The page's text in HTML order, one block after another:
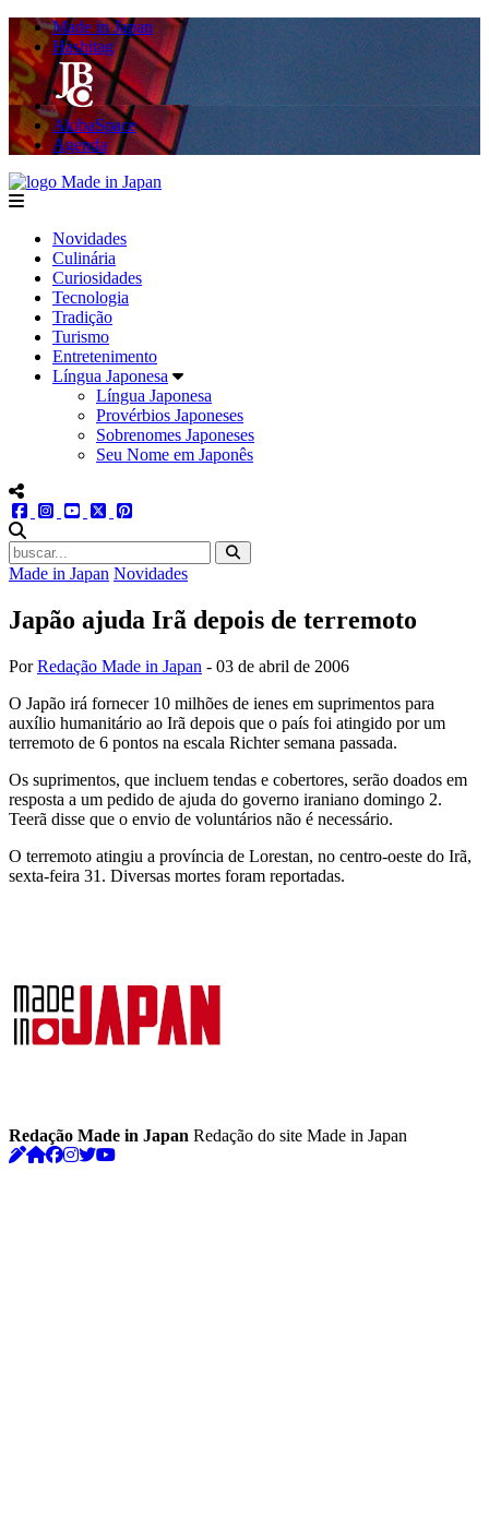
Made in Japan
Hashitag
AkibaSpace
Agenda
menu
Novidades
Culinária
Curiosidades
Tecnologia
Tradição
Turismo
Entretenimento
Língua Japonesa
Língua Japonesa
Provérbios Japoneses
Sobrenomes Japoneses
Seu Nome em Japonês
menu redes social
facebookinstagram
youtube
twitter
Made in Japan Novidades
Japão ajuda Irã depois de terremoto
PorRedação Made in Japan - 03 de abril de 2006
O Japão irá fornecer 10 milhões de ienes em suprimentos para
auxílio humanitário ao Irã depois que o país foi atingido por um
terremoto de 6 pontos na escala Richter semana passada.
Os suprimentos, que incluem tendas e cobertores, serão doados em
resposta a um pedido de ajuda do governo iraniano domingo 2.
Teerã disse que o envio de voluntários não é necessário.
O terremoto atingiu a província de Lorestan, no centro-oeste do Irã,
sexta-feira 31. Diversas mortes foram reportadas.
Redação Made in Japan Redação do site Made in Japan